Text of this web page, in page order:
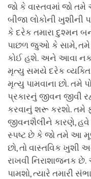
જો કે વાસ્તવમાં જો
બીજા લોકોની ખુશીની
કે દરેક તમારા
પાછળ જુઓ કે સામે, તમે
કોઈ હશે. અને આવા
મૃત્યુ સમયે દરેક
મૃત્યુ પામવાના છો.
પ્રકારનું જીવન જીવી
કરવાનું શરૂ કરશો. તમે
જીવનશૈલીને કારણે, હવે
સ્પષ્ટ છે કે જો તમે આ
છો, તો વાસ્તવિક ખુશી
રાખવી નિરાશાજનક
પામશો, ત્યારે તમારી